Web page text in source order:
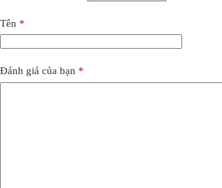
Tên *
Đánh giá của bạn *